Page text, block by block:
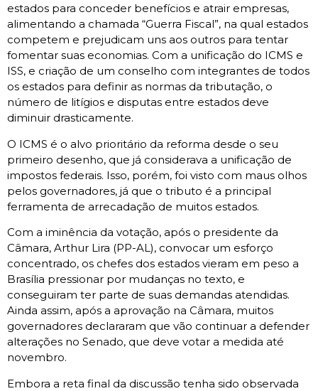
estados para conceder benefícios e atrair empresas,
alimentando a chamada “Guerra Fiscal”, na qual estados
competem e prejudicam uns aos outros para tentar
fomentar suas economias. Com a unificação do ICMS e
ISS, e criação de um conselho com integrantes de todos
os estados para definir as normas da tributação, o
número de litígios e disputas entre estados deve
diminuir drasticamente.
O ICMS é o alvo prioritário da reforma desde o seu
primeiro desenho, que já considerava a unificação de
impostos federais. Isso, porém, foi visto com maus olhos
pelos governadores, já que o tributo é a principal
ferramenta de arrecadação de muitos estados.
Com a iminência da votação, após o presidente da
Câmara, Arthur Lira (PP-AL), convocar um esforço
concentrado, os chefes dos estados vieram em peso a
Brasília pressionar por mudanças no texto, e
conseguiram ter parte de suas demandas atendidas.
Ainda assim, após a aprovação na Câmara, muitos
governadores declararam que vão continuar a defender
alterações no Senado, que deve votar a medida até
novembro.
Embora a reta final da discussão tenha sido observada